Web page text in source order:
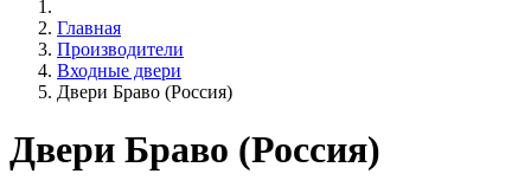
Главная
Производители
Входные двери
Двери Браво (Россия)
Двери Браво (Россия)